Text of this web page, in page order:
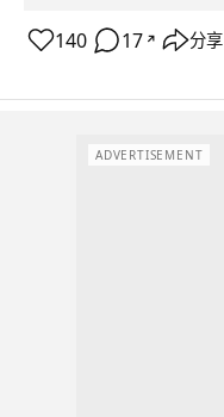
140 17 ↗ 分享
ADVERTISEMENT